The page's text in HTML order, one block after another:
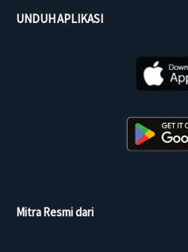
UNDUH APLIKASI
Mitra Resmi dari